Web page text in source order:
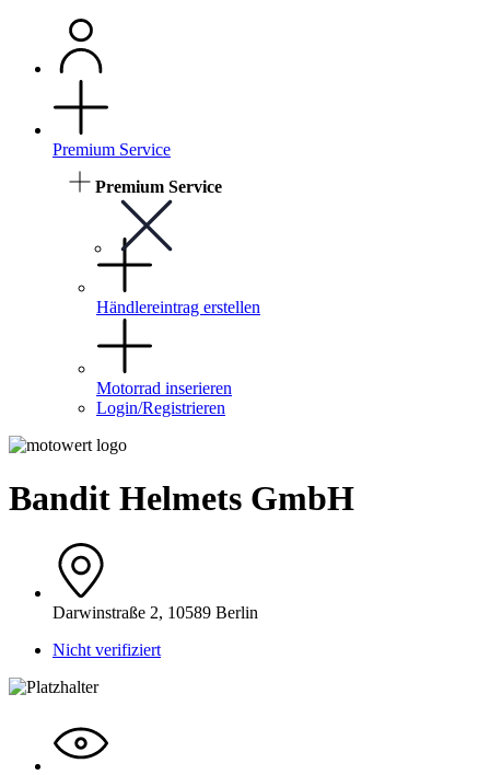
Premium Service
Premium Service
Händlereintrag erstellen
Motorrad inserieren
Login/Registrieren
Bandit Helmets GmbH
Darwinstraße 2, 10589 Berlin
Nicht verifiziert